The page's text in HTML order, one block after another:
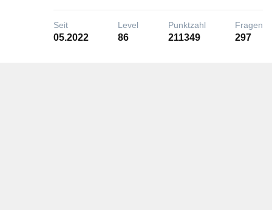
Seit
05.2022
Level
86
Punktzahl
211349
Fragen
297